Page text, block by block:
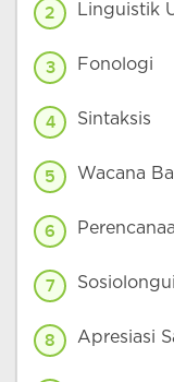
2 Linguistik
3 Fonologi
4 Sintaksis
5 Wacana
6
7
8 Apresiasi